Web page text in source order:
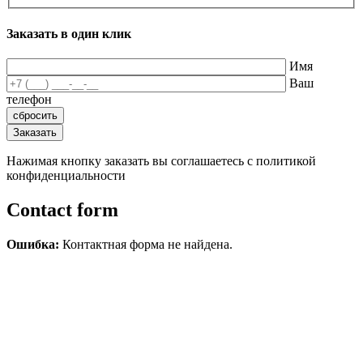
Заказать в один клик
Имя
Ваш
телефон
Нажимая кнопку заказать вы соглашаетесь с политикой
конфиденциальности
Contact form
Ошибка: Контактная форма не найдена.